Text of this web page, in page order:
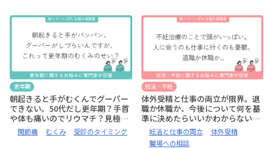
更年期
朝起きると手がむくんでグーパー
できない。50代だし更年期？手首
や体も痛いのでリウマチ？見極め
と受診のタイミングを教えて【お
悩み相談室】
関節痛 むくみ 受診のタイミング
妊活・不妊
体外受精と仕事の両立が限界。退
職か休職か、今後について何を基
準に決めたらいいかわからない
【お悩み相談室】
妊活と仕事の両立
体外受精
職場への相談